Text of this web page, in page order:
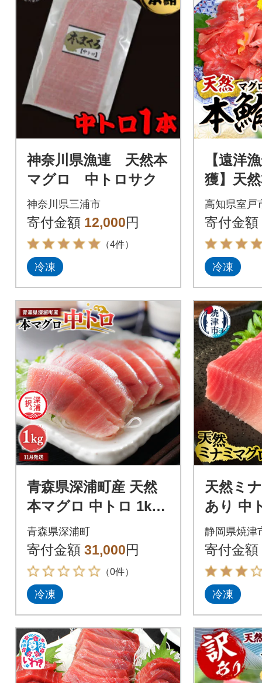
神奈川県漁連 天然本
マグロ 中トロサク
神奈川県三浦市
寄付金額 12,000円
（4件）
冷凍
【遠洋
獲】天
身・中
g 訳あ
品
高知県室戸
寄付金額
冷凍
青森県深浦町産 天然
本マグロ 中トロ 1kg
200g×5 冷凍柵
青森県深浦町
寄付金額 31,000円
（0件）
冷凍
天然ミ
あり 中
00g入り
静岡県焼津
寄付金額
冷凍